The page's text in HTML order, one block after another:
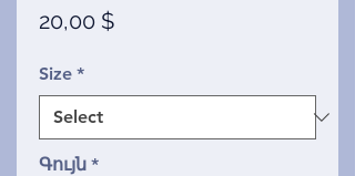
20,00 $Price
Size *
Գույն *